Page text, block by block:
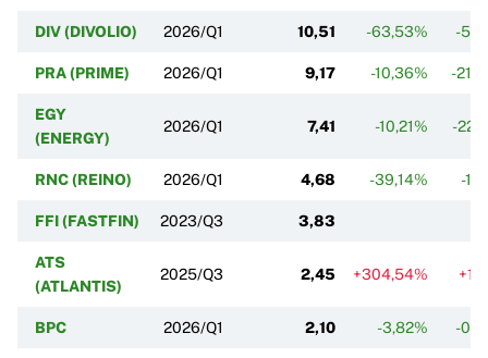
DIV (DIVOLIO) 2026/Q1 10,51 -63,53% -
PRA (PRIME) 2026/Q1 9,17 -10,36% -
EGY
(ENERGY)
2026/Q1 7,41 -10,21% -
RNC (REINO) 2026/Q1 4,68 -39,14% -
FFI (FASTFIN) 2023/Q3 3,83
ATS
(ATLANTIS)
2025/Q3 2,45 +304,54%
BPC 2026/Q1 2,10 -3,82% -